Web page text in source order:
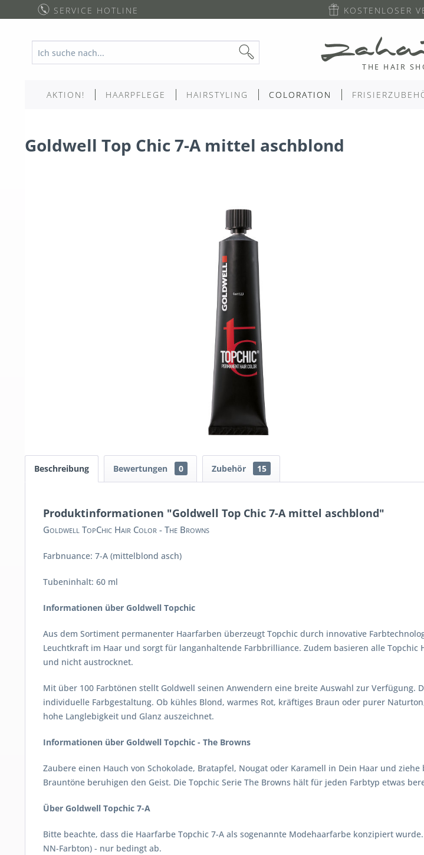
SERVICE HOTLINE KOSTENLOSER
AKTION! HAARPFLEGE HAIRSTYLING COLORATION
Goldwell Top Chic 7-A mittel aschblond
Beschreibung Bewertungen 0 Zubehör 15
Produktinformationen "Goldwell Top Chic 7-A mittel aschblond"
Goldwell TopChic Hair Color - The Browns
Farbnuance: 7-A (mittelblond asch)
Tubeninhalt: 60 ml
Informationen über Goldwell Topchic
Aus dem Sortiment permanenter Haarfarben überzeugt Topchic durch innovative
Leuchtkraft im Haar und sorgt für langanhaltende Farbbrilliance. Zudem basieren alle
und nicht austrocknet.
Mit über 100 Farbtönen stellt Goldwell seinen Anwendern eine breite Auswahl zur
individuelle Farbgestaltung. Ob kühles Blond, warmes Rot, kräftiges Braun oder purer
hohe Langlebigkeit und Glanz auszeichnet.
Informationen über Goldwell Topchic - The Browns
Zaubere einen Hauch von Schokolade, Bratapfel, Nougat oder Karamell in Dein Haar und
Brauntöne beruhigen den Geist. Die Topchic Serie The Browns hält für jeden Farbtyp etwas
Über Goldwell Topchic 7-A
Bitte beachte, dass die Haarfarbe Topchic 7-A als sogenannte Modehaarfarbe konzipiert
NN-Farbton) - nur bedingt ab.